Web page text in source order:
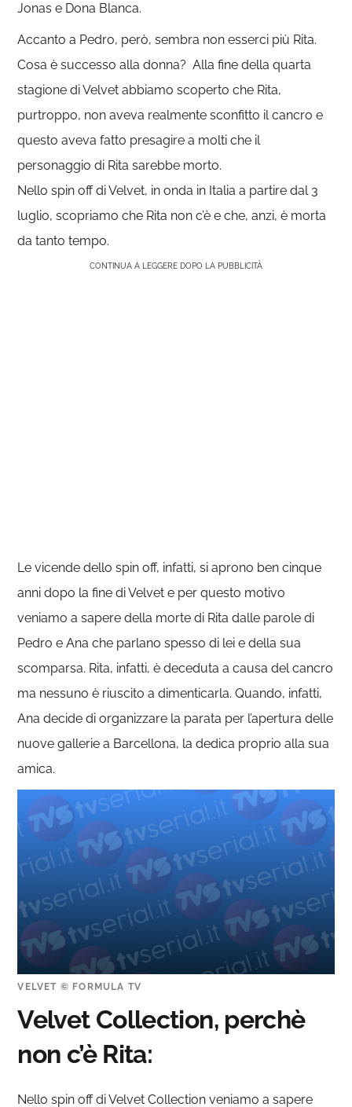
Jonas e Dona Blanca.
Accanto a Pedro, però, sembra non esserci più Rita.
Cosa è successo alla donna? Alla fine della quarta
stagione di Velvet abbiamo scoperto che Rita,
purtroppo, non aveva realmente sconfitto il cancro e
questo aveva fatto presagire a molti che il
personaggio di Rita sarebbe morto.
Nello spin off di Velvet, in onda in Italia a partire dal 3
luglio, scopriamo che Rita non c’è e che, anzi, è morta
da tanto tempo.
CONTINUA A LEGGERE DOPO LA PUBBLICITÀ
Le vicende dello spin off, infatti, si aprono ben cinque
anni dopo la fine di Velvet e per questo motivo
veniamo a sapere della morte di Rita dalle parole di
Pedro e Ana che parlano spesso di lei e della sua
scomparsa. Rita, infatti, è deceduta a causa del cancro
ma nessuno è riuscito a dimenticarla. Quando, infatti,
Ana decide di organizzare la parata per l’apertura delle
nuove gallerie a Barcellona, la dedica proprio alla sua
amica.
VELVET © FORMULA TV
Velvet Collection, perchè
non c’è Rita:
Nello spin off di Velvet Collection veniamo a sapere